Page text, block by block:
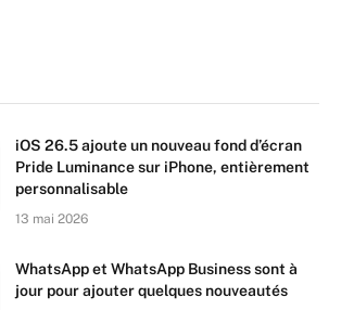
iOS 26.5 ajoute un nouveau fond d’écran
Pride Luminance sur iPhone, entièrement
personnalisable
13 mai 2026
WhatsApp et WhatsApp Business sont à
jour pour ajouter quelques nouveautés